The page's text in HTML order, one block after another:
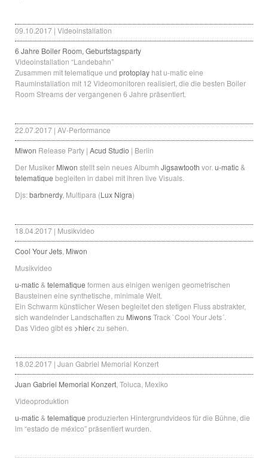
09.10.2017 | Videoinstallation
6 Jahre Boiler Room, Geburtstagsparty
Videoinstallation “Landebahn”
Zusammen mit telematique und protoplay hat u-matic eine
Rauminstallation mit 12 Videomonitoren realisiert, die die besten Boiler
Room Streams der vergangenen 6 Jahre präsentiert.
22.07.2017 | AV-Performance
Miwon Release Party | Acud Studio | Berlin
Der Musiker Miwon stellt sein neues Albumh Jigsawtooth vor. u-matic&
telematique begleiten in dabei mit ihren live Visuals.
Djs:barbnerdy, Multipara (Lux Nigra)
18.04.2017 | Musikvideo
Cool Your Jets Miwon
Musikvideo
u-matic& telematique formen aus einigen wenigen geometrischen
Bausteinen eine synthetische, minimale Welt.
Ein Schwarm künstlicher Wesen begleitet den stetigen Fluss abstrakter,
sich wandelnder Landschaften zu MiwonsTrack `Cool Your Jets´.
Das Video gibt es >hier< zu sehen.
18.02.2017 | Juan Gabriel Memorial Konzert
Juan Gabriel Memorial Konzert , Toluca, Mexiko
Videoproduktion
u-matic& telematique produzierten Hintergrundvideos für die Bühne, die
im “estado de méxico” präsentiert wurden.